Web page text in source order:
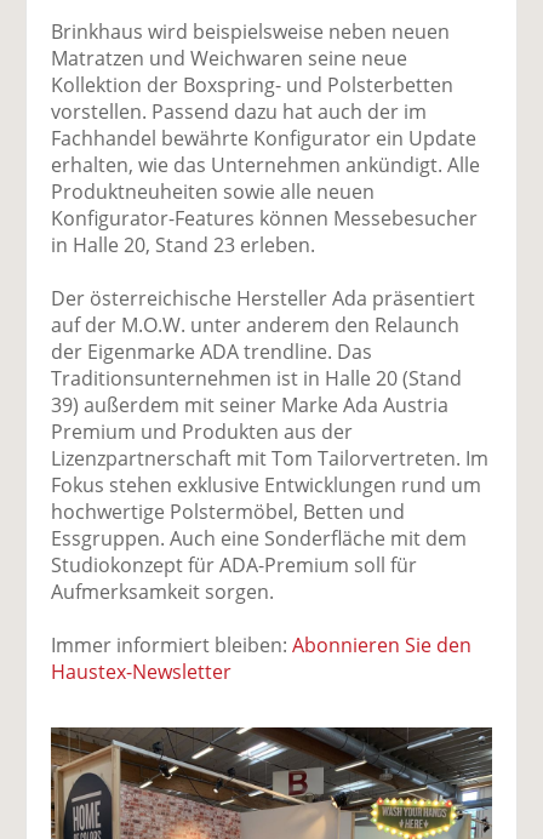
Brinkhaus wird beispielsweise neben neuen
Matratzen und Weichwaren seine neue
Kollektion der Boxspring- und Polsterbetten
vorstellen. Passend dazu hat auch der im
Fachhandel bewährte Konfigurator ein Update
erhalten, wie das Unternehmen ankündigt. Alle
Produktneuheiten sowie alle neuen
Konfigurator-Features können Messebesucher
in Halle 20, Stand 23 erleben.
Der österreichische Hersteller Ada präsentiert
auf der M.O.W. unter anderem den Relaunch
der Eigenmarke ADA trendline. Das
Traditionsunternehmen ist in Halle 20 (Stand
39) außerdem mit seiner Marke Ada Austria
Premium und Produkten aus der
Lizenzpartnerschaft mit Tom Tailorvertreten. Im
Fokus stehen exklusive Entwicklungen rund um
hochwertige Polstermöbel, Betten und
Essgruppen. Auch eine Sonderfläche mit dem
Studiokonzept für ADA-Premium soll für
Aufmerksamkeit sorgen.
Immer informiert bleiben:Abonnieren Sie den
Haustex-Newsletter